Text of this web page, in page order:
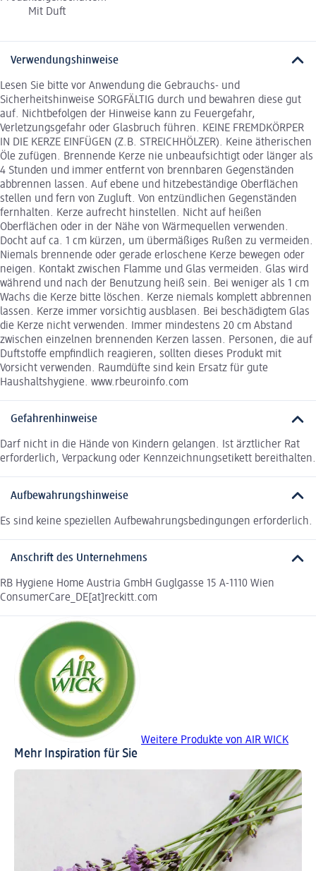
Mit Duft
Verwendungshinweise
Lesen Sie bitte vor Anwendung die Gebrauchs- und
Sicherheitshinweise SORGFÄLTIG durch und bewahren diese gut
auf. Nichtbefolgen der Hinweise kann zu Feuergefahr,
Verletzungsgefahr oder Glasbruch führen. KEINE FREMDKÖRPER
IN DIE KERZE EINFÜGEN (Z.B. STREICHHÖLZER). Keine ätherischen
Öle zufügen. Brennende Kerze nie unbeaufsichtigt oder länger als
4 Stunden und immer entfernt von brennbaren Gegenständen
abbrennen lassen. Auf ebene und hitzebeständige Oberflächen
stellen und fern von Zugluft. Von entzündlichen Gegenständen
fernhalten. Kerze aufrecht hinstellen. Nicht auf heißen
Oberflächen oder in der Nähe von Wärmequellen verwenden.
Docht auf ca. 1 cm kürzen, um übermäßiges Rußen zu vermeiden.
Niemals brennende oder gerade erloschene Kerze bewegen oder
neigen. Kontakt zwischen Flamme und Glas vermeiden. Glas wird
während und nach der Benutzung heiß sein. Bei weniger als 1 cm
Wachs die Kerze bitte löschen. Kerze niemals komplett abbrennen
lassen. Kerze immer vorsichtig ausblasen. Bei beschädigtem Glas
die Kerze nicht verwenden. Immer mindestens 20 cm Abstand
zwischen einzelnen brennenden Kerzen lassen. Personen, die auf
Duftstoffe empfindlich reagieren, sollten dieses Produkt mit
Vorsicht verwenden. Raumdüfte sind kein Ersatz für gute
Haushaltshygiene. www.rbeuroinfo.com
Gefahrenhinweise
Darf nicht in die Hände von Kindern gelangen. Ist ärztlicher Rat
erforderlich, Verpackung oder Kennzeichnungsetikett bereithalten.
Aufbewahrungshinweise
Es sind keine speziellen Aufbewahrungsbedingungen erforderlich.
Anschrift des Unternehmens
RB Hygiene Home Austria GmbH Guglgasse 15 A-1110 Wien
ConsumerCare_DE[at]reckitt.com
Weitere Produkte von AIR WICK
Mehr Inspiration für Sie